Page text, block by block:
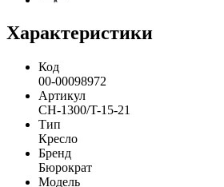
Характеристики
Код
00-00098972
Артикул
CH-1300/T-15-21
Тип
Кресло
Бренд
Бюрократ
Модель